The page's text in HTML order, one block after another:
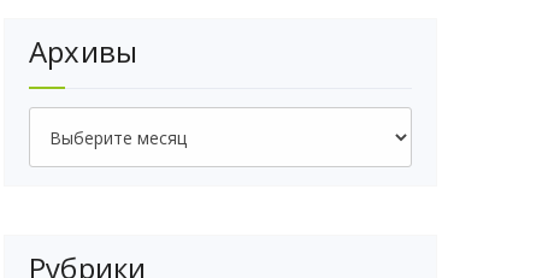
Архивы
Рубрики